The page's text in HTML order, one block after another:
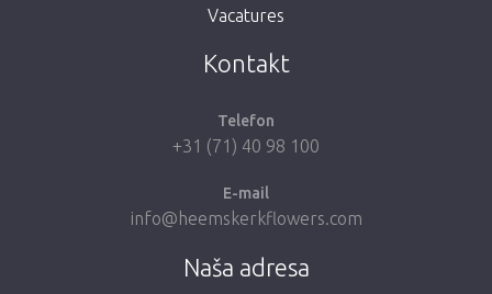
Vacatures
Kontakt
Telefon
+31 (71) 40 98 100
E-mail
info@heemskerkflowers.com
Naša adresa